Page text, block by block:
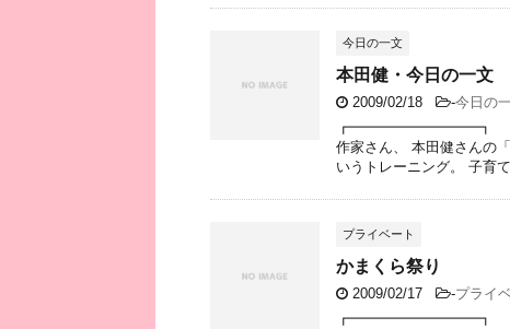
今日の一文
本田健・今日の一文
2009/02/18 -今日の
┏━━━━━━━━━┓ あ
作家さん、 本田健さんの
いうトレーニング。 子育
プライベート
かまくら祭り
2009/02/17 -プライ
┏━━━━━━━━━┓ あ